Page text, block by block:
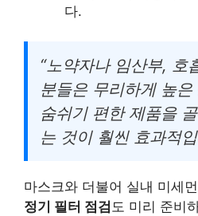
다.
“노약자나 임산부, 호
분들은 무리하게 높
숨쉬기 편한 제품을
는 것이 훨씬 효과적
마스크와 더불어 실내 미세
정기 필터 점검 도 미리 준비